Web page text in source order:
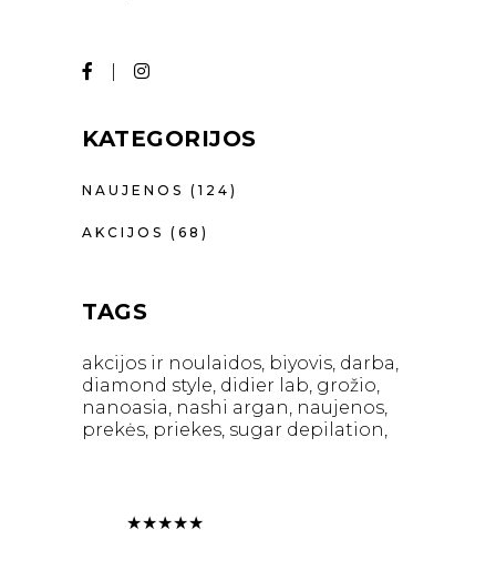
KATEGORIJOS
NAUJENOS (124)
AKCIJOS (68)
TAGS
akcijos ir noulaidos biyovis darba
diamond style didier lab grožio
nanoasia nashi argan naujenos
prekės priekes sugar depilation
★★★★★